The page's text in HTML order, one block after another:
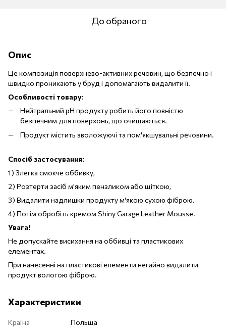
До обраного
Опис
Це композиція поверхнево-активних речовин, що безпечно і
швидко проникають у бруд і допомагають видалити її.
Особливості товару:
Нейтральний pH продукту робить його повністю
безпечним для поверхонь, що очищаються.
Продукт містить зволожуючі та пом'якшувальні речовини.
Спосіб застосування:
1) Злегка смокче оббивку,
2) Розтерти засіб м'яким пензликом або щіткою,
3) Видалити надлишки продукту м'якою сухою фіброю.
4) Потім обробіть кремом Shiny Garage Leather Mousse.
Увага!
Не допускайте висихання на оббивці та пластикових
елементах.
При нанесенні на пластикові елементи негайно видалити
продукт вологою фіброю.
Характеристики
Країна Польща